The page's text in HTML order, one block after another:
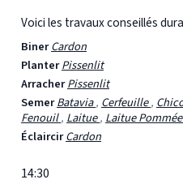
Voici les travaux conseillés
BinerCardon
PlanterPissenlit
ArracherPissenlit
SemerBatavia, Cerfeuille,
Fenouil, Laitue, Laitue Pommée
ÉclaircirCardon
14:30